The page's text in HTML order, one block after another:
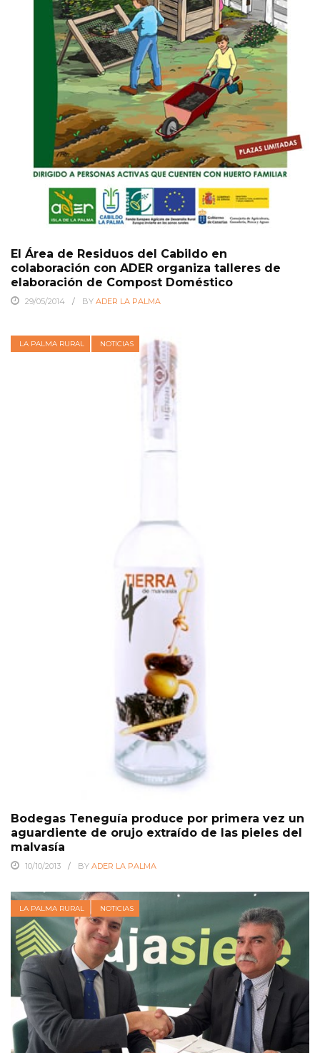
El Área de Residuos del Cabildo en
colaboración con ADER organiza talleres de
elaboración de Compost Doméstico
29/05/2014 BY ADER LA PALMA
LA PALMA RURAL NOTICIAS
Bodegas Teneguía produce por primera vez un
aguardiente de orujo extraído de las pieles del
malvasía
10/10/2013 BY ADER LA PALMA
LA PALMA RURAL NOTICIAS